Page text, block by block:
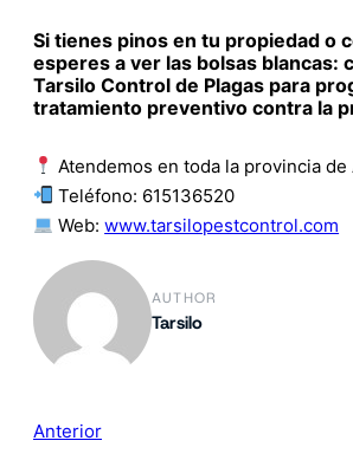
Si tienes pinos en tu propiedad o
esperes a ver las bolsas blancas:
Tarsilo Control de Plagas para
tratamiento preventivo contra la
Atendemos en toda la provincia de
Teléfono: 615136520
Web:www.tarsilopestcontrol.com
AUTHOR
Tarsilo
Anterior